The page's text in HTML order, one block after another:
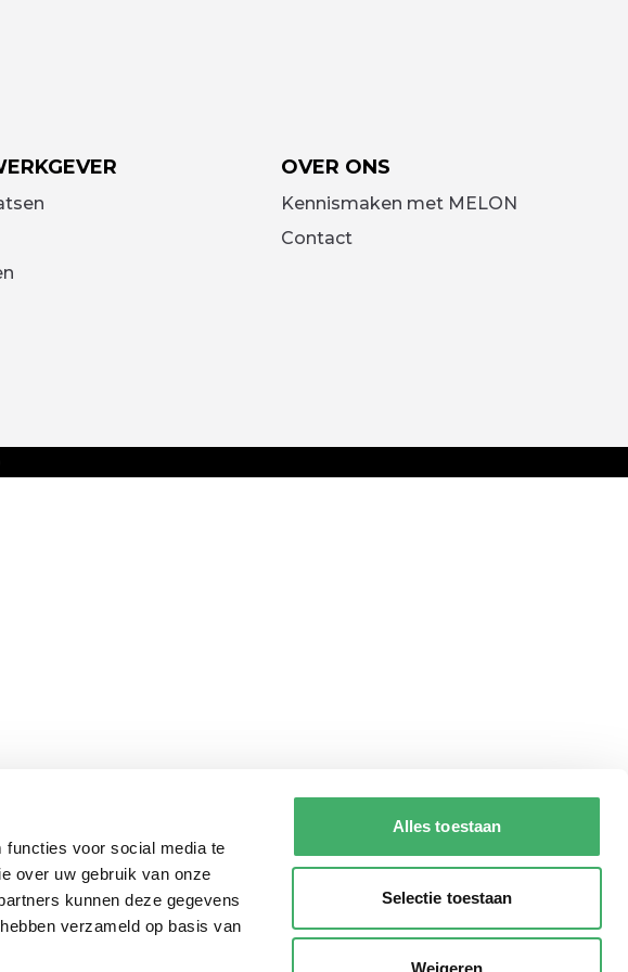
functies voor social media te
over uw gebruik van onze
kunnen deze gegevens
verzameld op basis van
Alles toestaan
Selectie toestaan
Weigeren
OVER ONS
Kennismaken met MELON
Contact